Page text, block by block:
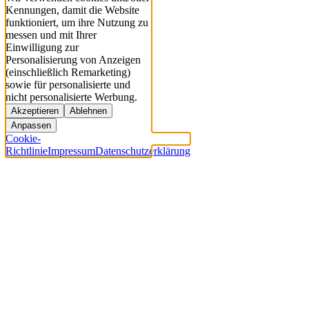
Kennungen, damit die Website
funktioniert, um ihre Nutzung zu
messen und mit Ihrer
Einwilligung zur
Personalisierung von Anzeigen
(einschließlich Remarketing)
sowie für personalisierte und
nicht personalisierte Werbung.
Akzeptieren
Ablehnen
Anpassen
Cookie-
RichtlinieImpressumDatenschutzerklärung